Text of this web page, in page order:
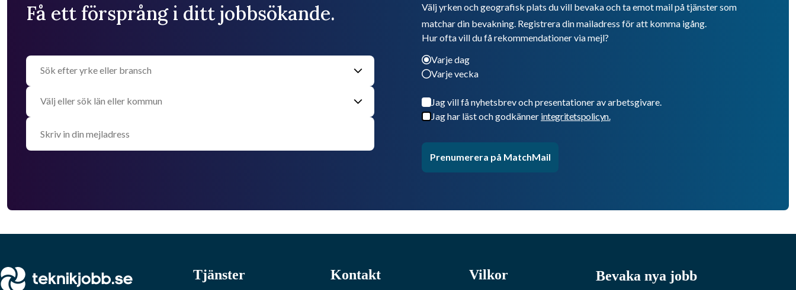
Få ett försprång i ditt jobbsökande.
Välj yrken och geografisk plats du vill bevaka och ta emot mail på tjänster som
matchar din bevakning. Registrera din mailadress för att komma igång.
Hur ofta vill du få rekommendationer via mejl?
Varje dag
Varje vecka
Jag vill få nyhetsbrev och presentationer av arbetsgivare.
Jag har läst och godkänner integritetspolicyn.
Prenumerera på MatchMail
Tjänster Kontakt Vilkor Bevaka nya jobb